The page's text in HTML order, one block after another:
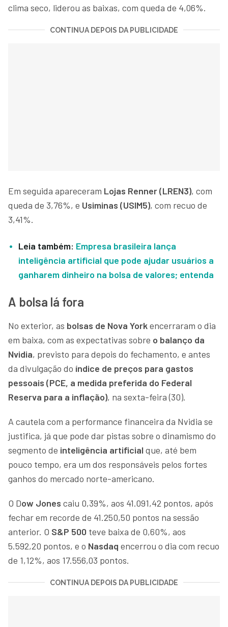
clima seco, liderou as baixas, com queda de 4,06%.
CONTINUA DEPOIS DA PUBLICIDADE
Em seguida apareceram Lojas Renner (LREN3), com
queda de 3,76%, e Usiminas (USIM5), com recuo de
3,41%.
Leia também: Empresa brasileira lança
inteligência artificial que pode ajudar usuários a
ganharem dinheiro na bolsa de valores; entenda
A bolsa lá fora
No exterior, as bolsas de Nova Yorkencerraram o dia
em baixa, com as expectativas sobre o balanço da
Nvidia, previsto para depois do fechamento, e antes
da divulgação do índice de preços para gastos
pessoais (PCE, a medida preferida do Federal
Reserva para a inflação), na sexta-feira (30).
A cautela com a performance financeira da Nvidia se
justifica, já que pode dar pistas sobre o dinamismo do
segmento de inteligência artificial que, até bem
pouco tempo, era um dos responsáveis pelos fortes
ganhos do mercado norte-americano.
O Dow Jones caiu 0,39%, aos 41.091,42 pontos, após
fechar em recorde de 41.250,50 pontos na sessão
anterior. O S&P 500 teve baixa de 0,60%, aos
5.592,20 pontos, e o Nasdaq encerrou o dia com recuo
de 1,12%, aos 17.556,03 pontos.
CONTINUA DEPOIS DA PUBLICIDADE